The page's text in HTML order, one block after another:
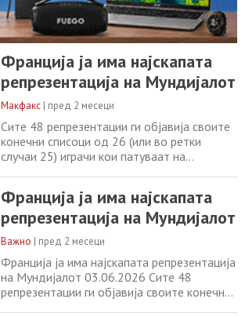
Франција ја има најскапата
репрезентација на Мундијалот
Макфакс | пред 2 месеци
Сите 48 репрезентации ги објавија своите
конечни списоци од 26 (или во ретки
случаи 25) играчи кои патуваат на
голем број статистики, а една од
најинтересните секогаш се однесува на
вредностите на играчите. Според
Transfermarkt , најпопуларната платформа
за проценка на вредноста
Франција ја има најскапата
репрезентација на Мундијалот
Важно | пред 2 месеци
Франција ја има најскапата репрезентација
на Мундијалот 03.06.2026 Сите 48
репрезентации ги објавија своите конечни